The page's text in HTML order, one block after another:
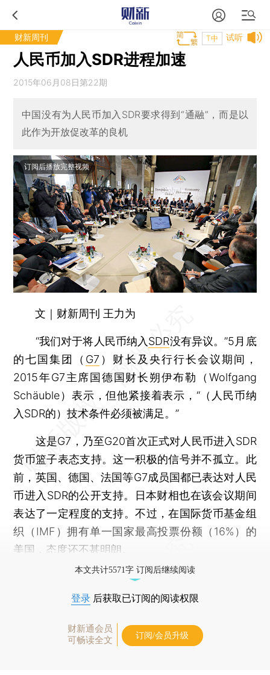
财新周刊 试听
T中
人民币加入SDR进程加速
2015年06月08日第22期
中国没有为人民币加入SDR要求得到“通融”，而是以
此作为开放促改革的良机
订阅后播放完整视频
文｜财新周刊 王力为
“我们对于将人民币纳入 SDR没有异议。”5月底
的七国集团（ G7 ）财长及央行行长会议期间，
2015年G7主席国德国财长朔伊布勒（Wolfgang
Schäuble）表示，但他紧接着表示，“（人民币纳
入SDR的）技术条件必须被满足。”
这是G7，乃至G20首次正式对人民币进入SDR
货币篮子表态支持。这一积极的信号并不孤立。此
前，英国、德国、法国等G7成员国都已表达对人民
币进入SDR的公开支持。日本财相也在该会议期间
表达了一定程度的支持。不过，在国际货币基金组
织（IMF）拥有单一国家最高投票份额（16%）的
美国，态度还不甚明朗。
本文共计5571字 订阅后继续阅读
登录 后获取已订阅的阅读权限
财新通会员
可畅读全文
订阅/会员升级